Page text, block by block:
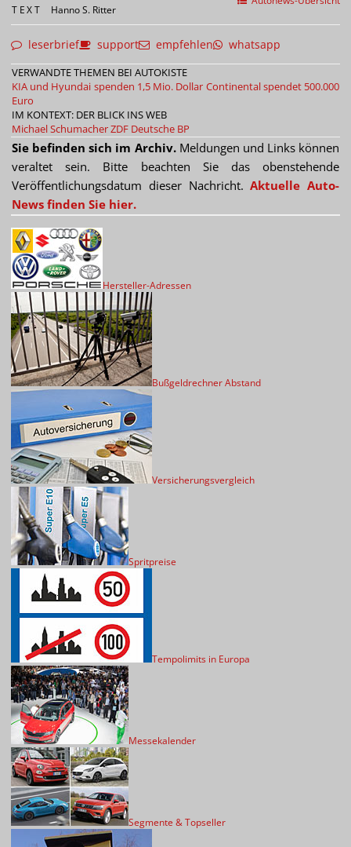
TEXT Hanno S. Ritter
leserbrief support empfehlen whatsapp
VERWANDTE THEMEN BEI AUTOKISTE
KIA und Hyundai spenden 1,5 Mio. Dollar Continental spendet 500.000
Euro
IM KONTEXT: DER BLICK INS WEB
Michael SchumacherZDF Deutsche BP
Sie befinden sich im Archiv.Meldungen und Links können
veraltet sein. Bitte beachten Sie das obenstehende
Veröffentlichungsdatum dieser Nachricht.Aktuelle Auto-
News finden Sie hier.
Hersteller-Adressen
Bußgeldrechner Abstand
Versicherungsvergleich
Spritpreise
Tempolimits in Europa
Messekalender
Segmente & Topseller